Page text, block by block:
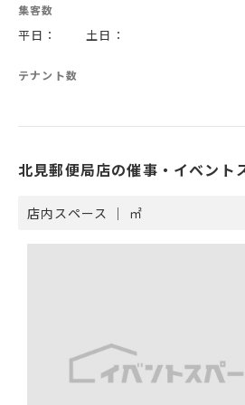
集客数
平日： 土日：
テナント数
北見郵便局店の催事・イベント
店内スペース ｜ ㎡